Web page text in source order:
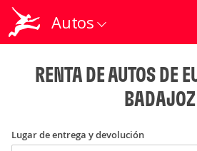
Autos
RENTA DE AUTOS DE
BADAJOZ
Lugar de entrega y devolución